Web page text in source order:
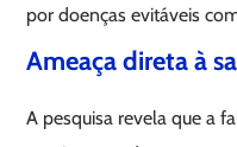
por doenças evitáveis
Ameaça direta à
A pesquisa revela que a